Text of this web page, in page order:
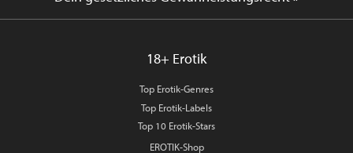
18+ Erotik
Top Erotik-Genres
Top Erotik-Labels
Top 10 Erotik-Stars
EROTIK-Shop